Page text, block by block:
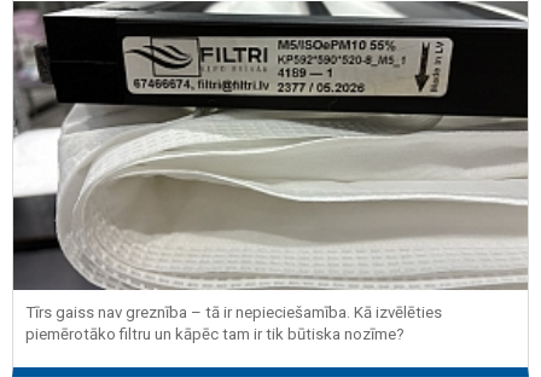
Tīrs gaiss nav greznība – tā ir nepieciešamība. Kā izvēlēties
piemērotāko filtru un kāpēc tam ir tik būtiska nozīme?